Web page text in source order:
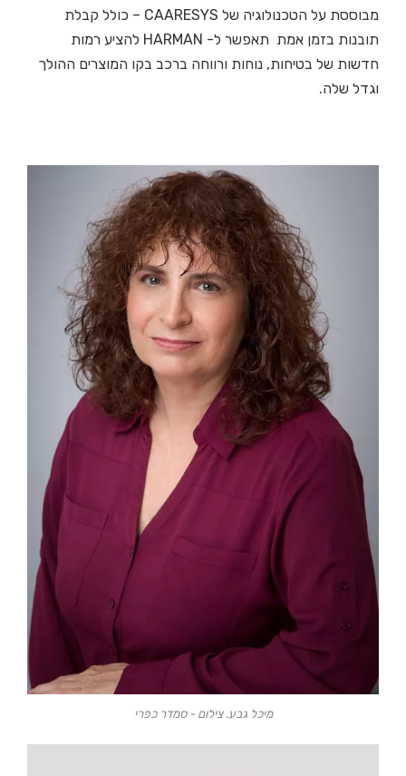
מבוססת על הטכנולוגיה של CAARESYS – כולל קבלת
תובנות בזמן אמת תאפשר ל- HARMAN להציע רמות
חדשות של בטיחות, נוחות ורווחה ברכב בקו המוצרים ההולך
וגדל שלה.
מיכל גבע. צילום - סמדר כפרי